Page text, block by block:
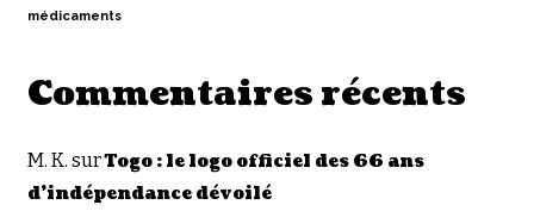
médicaments
Commentaires récents
M. K. surTogo : le logo officiel des 66 ans
d’indépendance dévoilé